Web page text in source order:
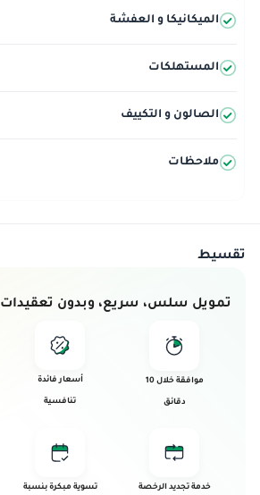
الميكانيكا و العفشة
المستهلكات
الصالون و التكييف
ملاحظات
تقسيط
تمويل سلس، سريع، وبدون تعقيدات!
موافقة خلال 10
دقائق
أسعار فائدة
تنافسية
خدمة تجديد الرخصة تسوية مبكرة بنسبة